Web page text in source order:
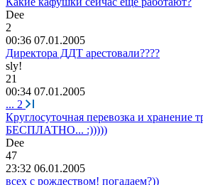
Deе
2
00:36 07.01.2005
Директора ДДТ арестовали????
sly!
21
00:34 07.01.2005
... 2
Круглосуточная перевозка и хранение
БЕСПЛАТНО... :)))))
Deе
47
23:32 06.01.2005
всех с рождеством! погадаем?))